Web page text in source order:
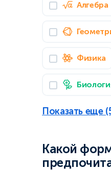
Алгебра
Физика
Показать еще
Какой